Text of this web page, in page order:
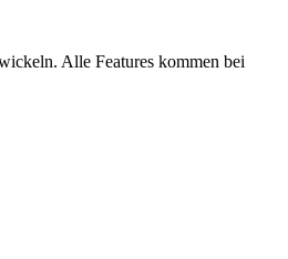
Alle Features kommen bei